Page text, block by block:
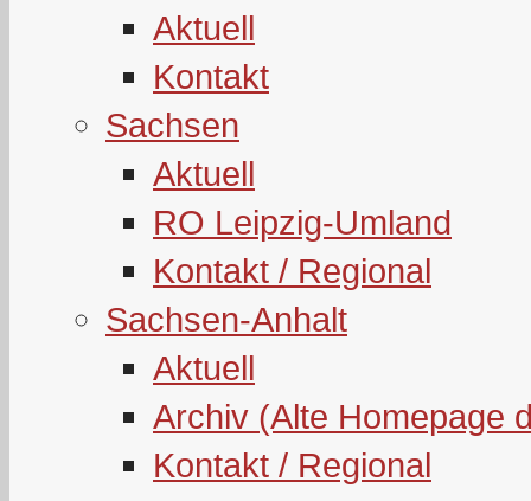
Aktuell
Kontakt
Sachsen
Aktuell
RO Leipzig-Umland
Kontakt / Regional
Sachsen-Anhalt
Aktuell
Archiv (Alte Homepage
Kontakt / Regional